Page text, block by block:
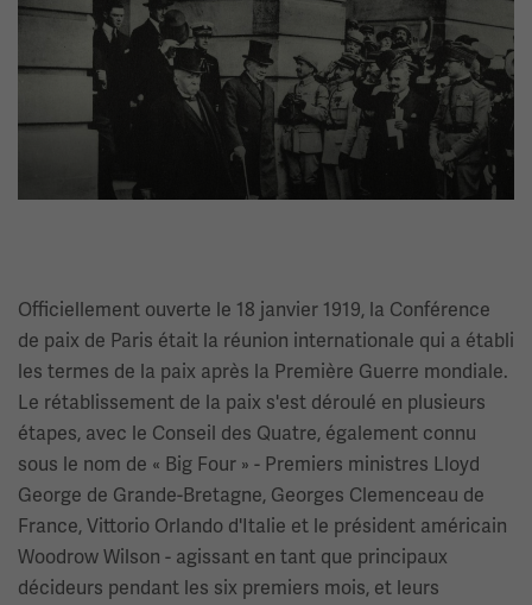
Officiellement ouverte le 18 janvier 1919, la Conférence
de paix de Paris était la réunion internationale qui a établi
les termes de la paix après la Première Guerre mondiale.
Le rétablissement de la paix s'est déroulé en plusieurs
étapes, avec le Conseil des Quatre, également connu
sous le nom de « Big Four » - Premiers ministres Lloyd
George de Grande-Bretagne, Georges Clemenceau de
France, Vittorio Orlando d'Italie et le président américain
Woodrow Wilson - agissant en tant que principaux
décideurs pendant les six premiers mois, et leurs